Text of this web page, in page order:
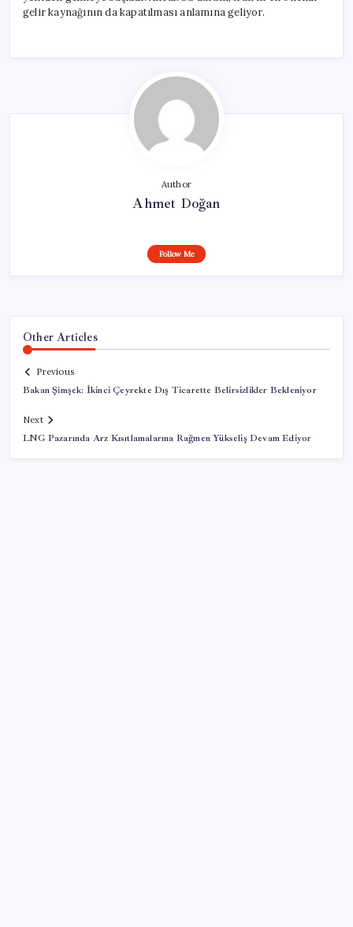
gelir kaynağının da kapatılması anlamına geliyor.
Author
Ahmet Doğan
Follow Me
Other Articles
Previous
Bakan Şimşek: İkinci Çeyrekte Dış Ticarette Belirsizlikler Bekleniyor
Next
LNG Pazarında Arz Kısıtlamalarına Rağmen Yükseliş Devam Ediyor